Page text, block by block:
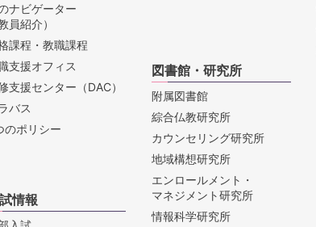
ナビゲーター
教員紹介）
課程・教職課程
支援オフィス
支援センター（DAC）
バス
のポリシー
情報
図書館・研究所
附属図書館
綜合仏教研究所
カウンセリング研究所
地域構想研究所
エンロールメント・
マネジメント研究所
情報科学研究所